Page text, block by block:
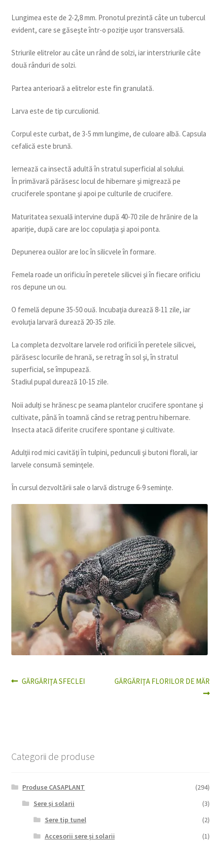
Lungimea este de 2-2,8 mm. Pronotul prezintă câte un tubercul
evident, care se găseşte într-o poziţie uşor transversală.
Striurile elitrelor au câte un rând de solzi, iar interstriurile câte
două rânduri de solzi.
Partea anterioară a elitrelor este fin granulată.
Larva este de tip curculionid.
Corpul este curbat, de 3-5 mm lungime, de culoare albă. Capsula
cefalică este brună.
Iernează ca insectă adultă în stratul superficial al solului.
În primăvară părăsesc locul de hibernare şi migrează pe
cruciferele spontane şi apoi pe culturile de crucifere.
Maturitatea sexuală intervine după 40-70 zile de hrănire de la
apariţie, după care are loc copulaţia şi apoi ponta.
Depunerea ouălor are loc în silicvele în formare.
Femela roade un orificiu în peretele silicvei şi în fiecare orificiu
ros depune un ou.
O femelă depune 35-50 ouă. Incubaţia durează 8-11 zile, iar
evoluţia larvară durează 20-35 zile.
La completa dezvoltare larvele rod orificii în peretele silicvei,
părăsesc locurile de hrană, se retrag în sol şi, în stratul
superficial, se împupează.
Stadiul pupal durează 10-15 zile.
Noii adulţi se hrănesc pe seama plantelor crucifere spontane şi
cultivate, până în toamnă când se retrag pentru hibernare.
Insecta atacă diferite crucifere spontane şi cultivate.
Adulţii rod mici cavităţi în tulpini, pedunculi şi butoni florali, iar
larvele consumă seminţele.
În cursul dezvoltării sale o larvă distruge 6-9 seminţe.
Navigare
Articolul
GĂRGĂRIŢA SFECLEI
Articolul
GĂRGĂRIŢA FLORILOR DE MĂR
Categorii de produse
Produse CASAPLANT
(294)
Sere și solarii
(3)
Sere tip tunel
(2)
Accesorii sere și solarii
(1)